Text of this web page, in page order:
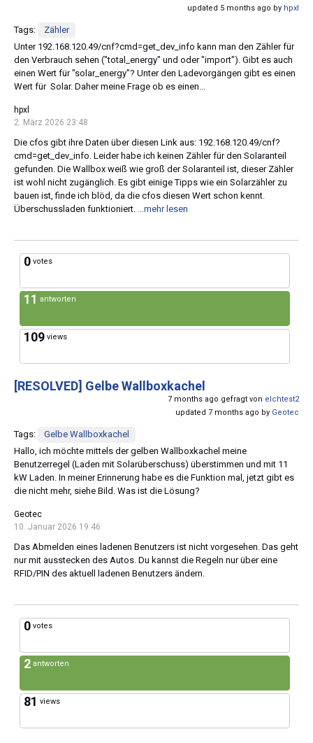
updated 5 months ago by hpxl
Tags:
Zähler
Unter 192.168.120.49/cnf?cmd=get_dev_info kann man den Zähler für
den Verbrauch sehen ("total_energy" und oder "import"). Gibt es auch
einen Wert für "solar_energy"? Unter den Ladevorgängen gibt es einen
Wert für Solar. Daher meine Frage ob es einen...
hpxl
2. März 2026 23:48
Die cfos gibt ihre Daten über diesen Link aus: 192.168.120.49/cnf?
cmd=get_dev_info. Leider habe ich keinen Zähler für den Solaranteil
gefunden. Die Wallbox weiß wie groß der Solaranteil ist, dieser Zähler
ist wohl nicht zugänglich. Es gibt einige Tipps wie ein Solarzähler zu
bauen ist, finde ich blöd, da die cfos diesen Wert schon kennt.
Überschussladen funktioniert. ...mehr lesen
0 votes
11 antworten
109 views
[RESOLVED] Gelbe Wallboxkachel
7 months ago gefragt von elchtest2
updated 7 months ago by Geotec
Tags:
Gelbe Wallboxkachel
Hallo, ich möchte mittels der gelben Wallboxkachel meine
Benutzerregel (Laden mit Solarüberschuss) überstimmen und mit 11
kW Laden. In meiner Erinnerung habe es die Funktion mal, jetzt gibt es
die nicht mehr, siehe Bild. Was ist die Lösung?
Geotec
10. Januar 2026 19:46
Das Abmelden eines ladenen Benutzers ist nicht vorgesehen. Das geht
nur mit ausstecken des Autos. Du kannst die Regeln nur über eine
RFID/PIN des aktuell ladenen Benutzers ändern.
0 votes
2 antworten
81 views